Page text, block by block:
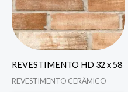
REVESTIMENTO HD 32 x 58
REVESTIMENTO CERÂMICO